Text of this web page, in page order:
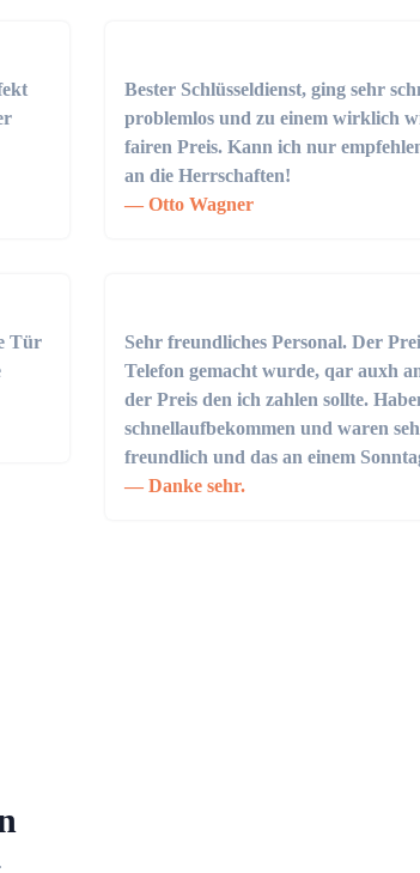
Bester Schlüsseldienst, ging sehr
problemlos und zu einem wirklich
fairen Preis. Kann ich nur
an die Herrschaften!
Otto Wagner
Tür
Sehr freundliches Personal. Der
Telefon gemacht wurde, qar auxh
der Preis den ich zahlen sollte.
schnellaufbekommen und waren
freundlich und das an einem
Danke sehr.